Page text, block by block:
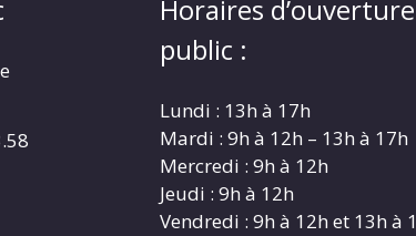
Horaires
public :
Lundi : 13h à 17h
Mardi : 9h à 12h – 13h à 17h
Mercredi : 9h à 12h
Jeudi : 9h à 12h
Vendredi : 9h à 12h et 13h à